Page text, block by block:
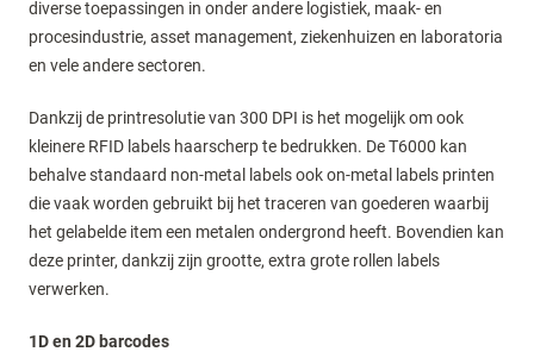
diverse toepassingen in onder andere logistiek, maak- en
procesindustrie, asset management, ziekenhuizen en laboratoria
en vele andere sectoren.
Dankzij de printresolutie van 300 DPI is het mogelijk om ook
kleinere RFID labels haarscherp te bedrukken. De T6000 kan
behalve standaard non-metal labels ook on-metal labels printen
die vaak worden gebruikt bij het traceren van goederen waarbij
het gelabelde item een metalen ondergrond heeft. Bovendien kan
deze printer, dankzij zijn grootte, extra grote rollen labels
verwerken.
1D en 2D barcodes